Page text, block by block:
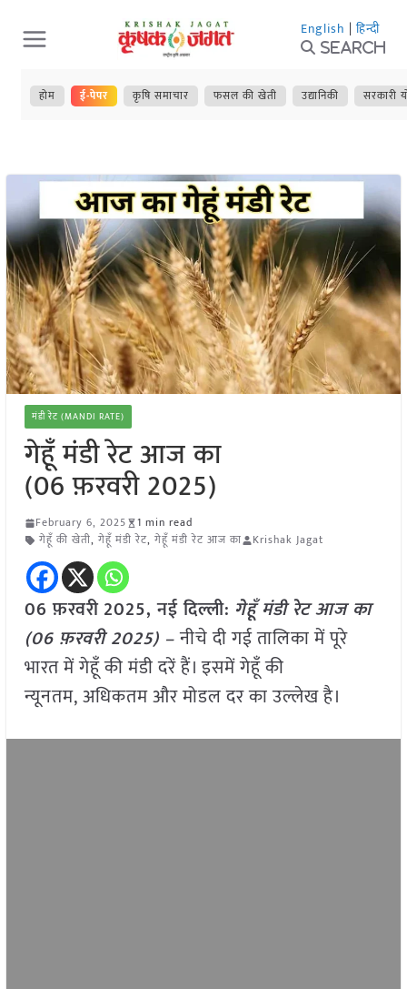
Skip
to
content
English | हिन्दी
Search
होम ई-पेपर कृषि समाचार फसल की खेती उद्यानिकी सरकारी
मंडी रेट (MANDI RATE)
गेहूँ मंडी रेट आज का
(06 फ़रवरी 2025)
February 6, 2025
1 min read
गेहूँ की खेती, गेहूँ मंडी रेट, गेहूँ मंडी रेट आज का Krishak Jagat
06 फ़रवरी2025, नई दिल्ली: गेहूँ मंडी रेट आज का
(06 फ़रवरी 2025) –नीचे दी गई तालिका में पूरे
भारत में गेहूँ की मंडी दरें हैं। इसमें गेहूँ की
न्यूनतम, अधिकतम और मोडल दर का उल्लेख है।